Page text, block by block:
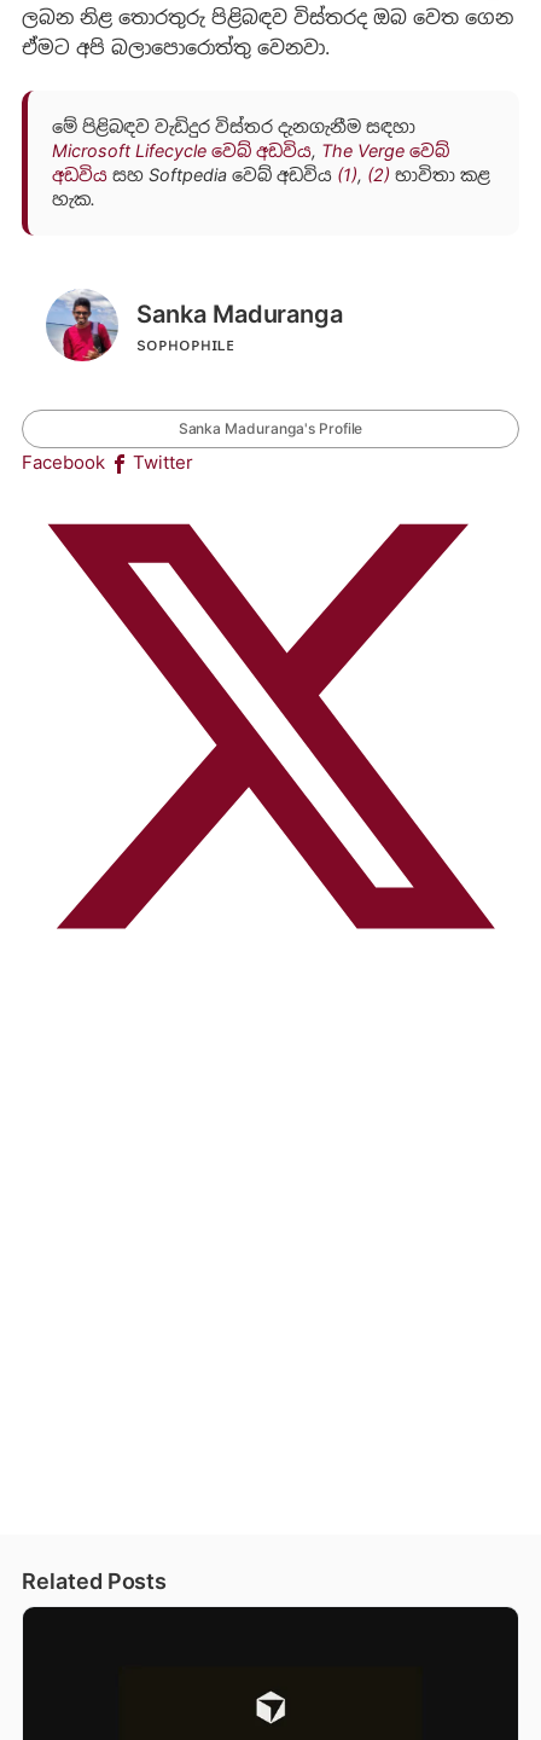
ලබන නිළ තොරතුරු පිළිබඳව විස්තරද ඔබ වෙත ගෙන
ඒමට අපි බලාපොරොත්තු වෙනවා.
මේ පිළිබඳව වැඩිදුර විස්තර දැනගැනීම සඳහා
Microsoft Lifecycle වෙබ් අඩවිය, The Verge වෙබ්
අඩවියසහ Softpedia වෙබ් අඩවිය (1), (2) භාවිතා කළ
හැක.
Sanka Maduranga
sᴏᴘʜᴏᴘʜɪʟᴇ
Sanka Maduranga's Profile
Facebook Twitter
Related Posts